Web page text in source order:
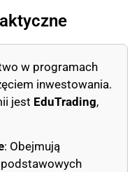
w programach
inwestowania.
jest EduTrading,
: Obejmują